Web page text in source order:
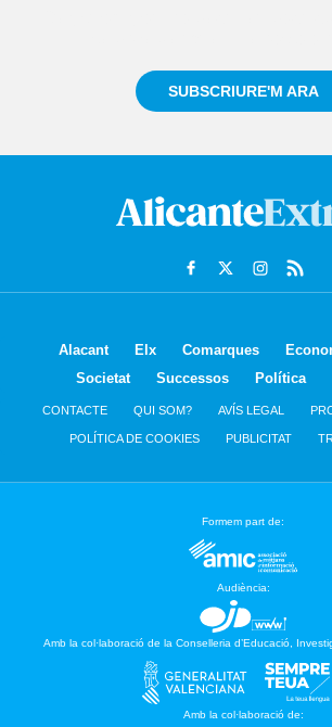
SUBSCRIURE'M ARA
Alacant Elx Comarques
Societat
Successos Política
CONTACTE QUI SOM? AVÍS LEGAL
POLÍTICA DE COOKIES PUBLICITAT
Formem part de:
Audiència:
Amb la col·laboració de la Conselleria d’Educació,
Amb la col·laboració de: